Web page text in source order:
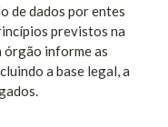
de dados por entes
previstos na
órgão informe as
a base legal, a